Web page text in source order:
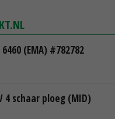
(EMA) #782782
4 schaar ploeg (MID)